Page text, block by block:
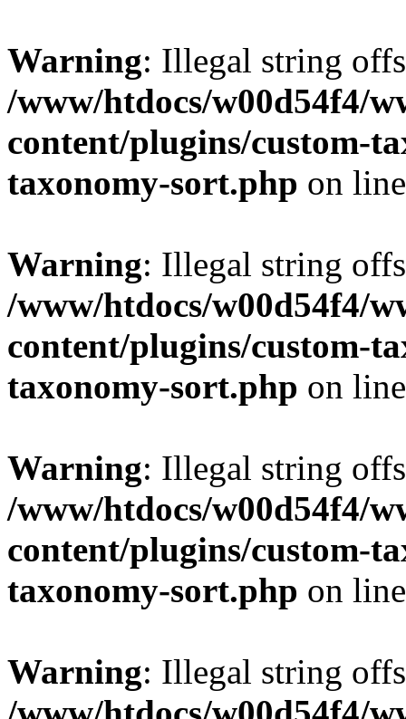
Warning: Illegal string
/www/htdocs/w00d54f4/
content/plugins/custom-
taxonomy-sort.php on
Warning: Illegal string
/www/htdocs/w00d54f4/
content/plugins/custom-
taxonomy-sort.php on
Warning: Illegal string
/www/htdocs/w00d54f4/
content/plugins/custom-
taxonomy-sort.php on
Warning: Illegal string